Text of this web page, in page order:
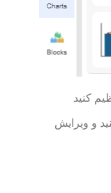
کنید
و ویرایش